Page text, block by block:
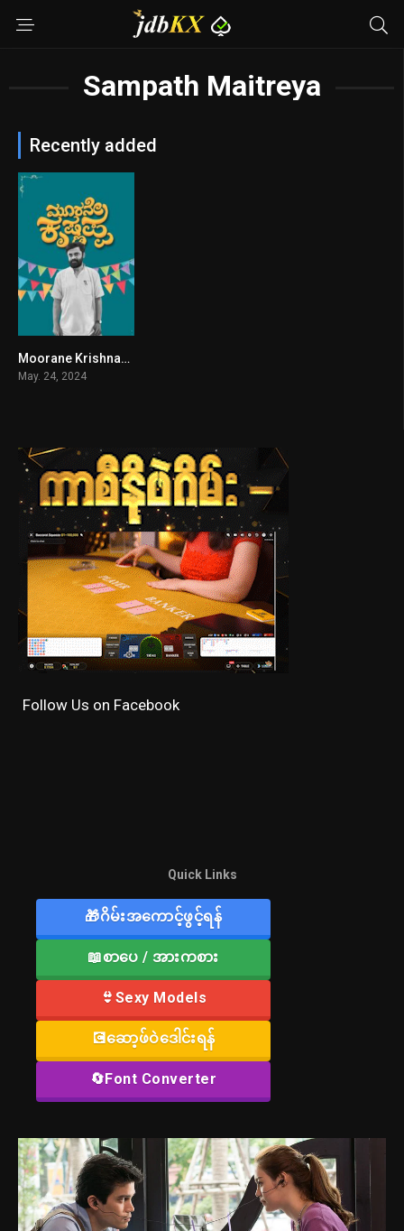
Sampath Maitreya
Recently added
8.5Moorane Krishnappa
May. 24, 2024
Follow Us on Facebook
Quick Links
🎁ဂိမ်းအကောင့်ဖွင့်ရန်
📖စာပေ / အားကစား
👙Sexy Models
💽ဆော့ဖ်ဝဲဒေါင်းရန်
🔄Font Converter